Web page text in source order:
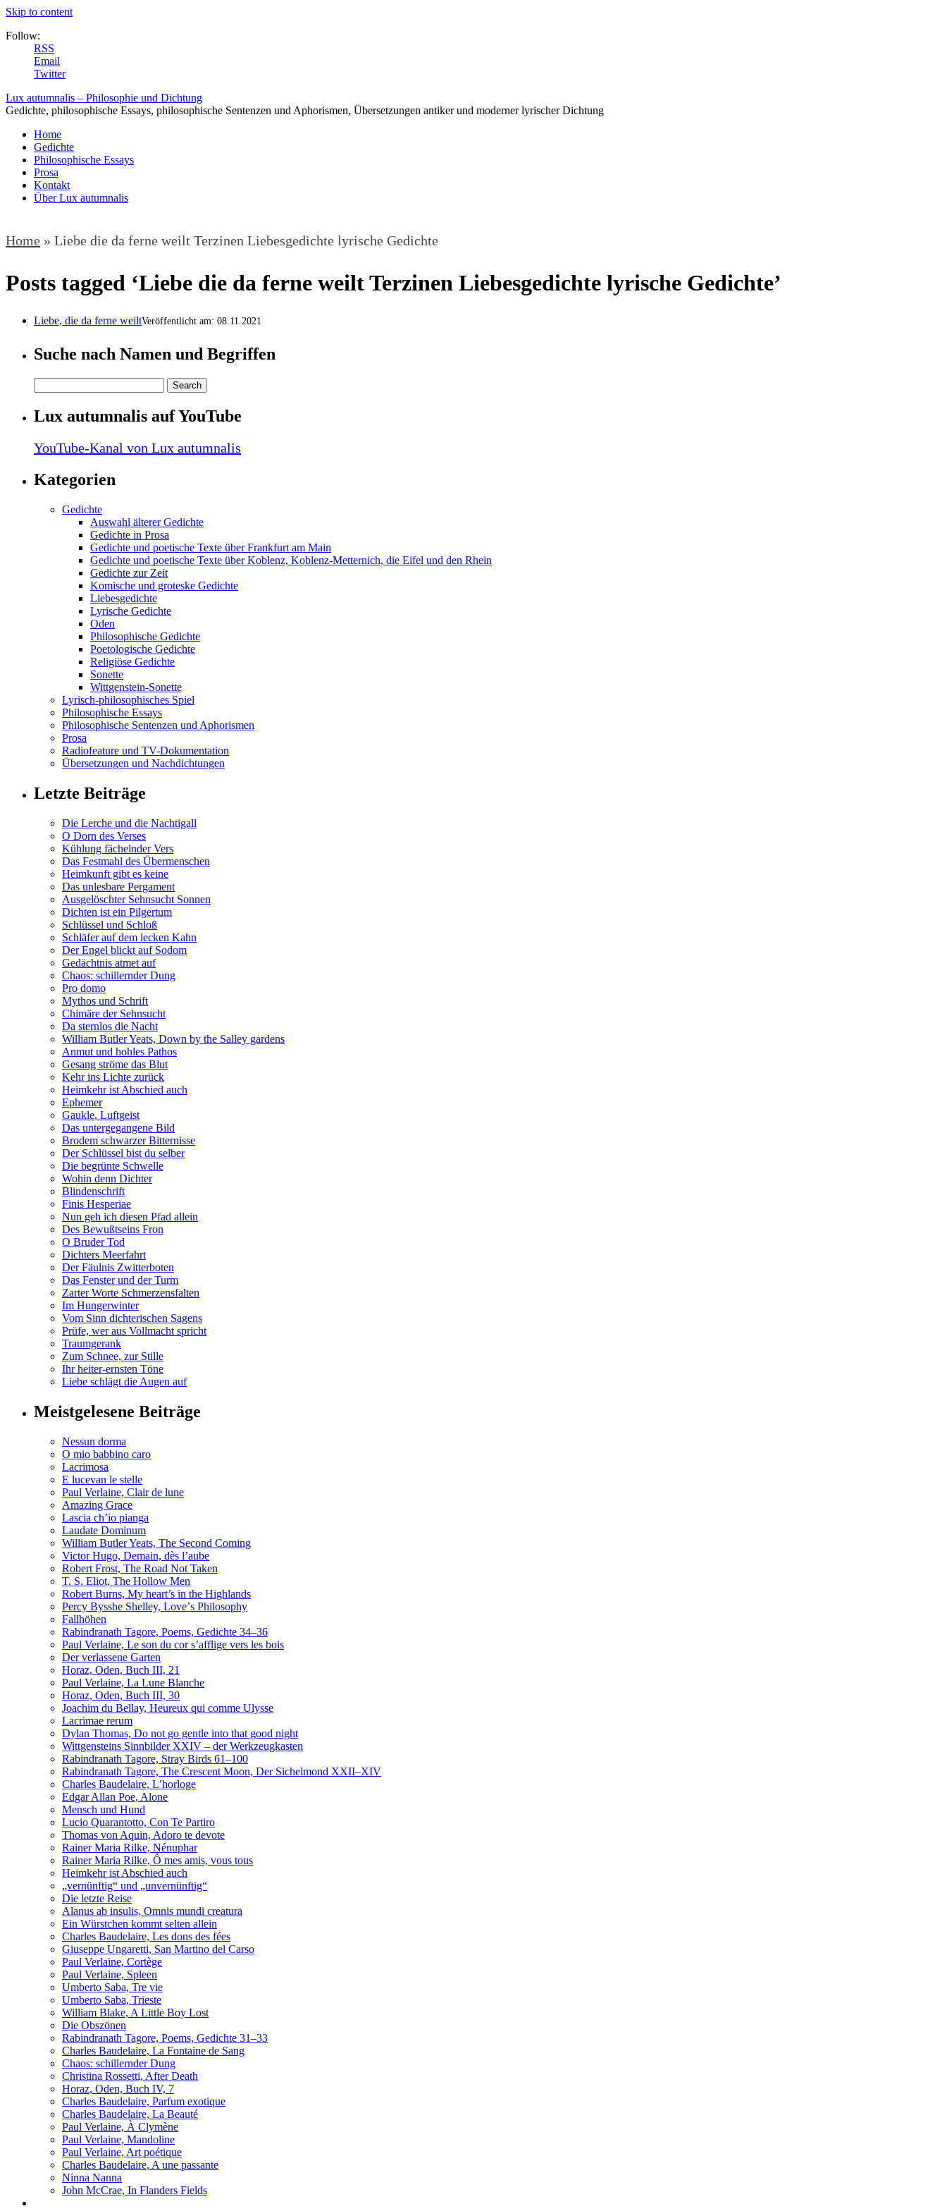
Skip to content
Follow:
RSS
Email
Twitter
Lux autumnalis – Philosophie und Dichtung
Gedichte, philosophische Essays, philosophische Sentenzen und Aphorismen, Übersetzungen antiker und moderner lyrischer Dichtung
Home
Gedichte
Philosophische Essays
Prosa
Kontakt
Über Lux autumnalis
Home » Liebe die da ferne weilt Terzinen Liebesgedichte lyrische Gedichte
Posts tagged ‘Liebe die da ferne weilt Terzinen Liebesgedichte lyrische Gedichte’
Liebe, die da ferne weiltVeröffentlicht am: 08.11.2021
Suche nach Namen und Begriffen
Lux autumnalis auf YouTube
YouTube-Kanal von Lux autumnalis
Kategorien
Gedichte
Auswahl älterer Gedichte
Gedichte in Prosa
Gedichte und poetische Texte über Frankfurt am Main
Gedichte und poetische Texte über Koblenz, Koblenz-Metternich, die Eifel und den Rhein
Gedichte zur Zeit
Komische und groteske Gedichte
Liebesgedichte
Lyrische Gedichte
Oden
Philosophische Gedichte
Poetologische Gedichte
Religiöse Gedichte
Sonette
Wittgenstein-Sonette
Lyrisch-philosophisches Spiel
Philosophische Essays
Philosophische Sentenzen und Aphorismen
Prosa
Radiofeature und TV-Dokumentation
Übersetzungen und Nachdichtungen
Letzte Beiträge
Die Lerche und die Nachtigall
O Dorn des Verses
Kühlung fächelnder Vers
Das Festmahl des Übermenschen
Heimkunft gibt es keine
Das unlesbare Pergament
Ausgelöschter Sehnsucht Sonnen
Dichten ist ein Pilgertum
Schlüssel und Schloß
Schläfer auf dem lecken Kahn
Der Engel blickt auf Sodom
Gedächtnis atmet auf
Chaos: schillernder Dung
Pro domo
Mythos und Schrift
Chimäre der Sehnsucht
Da sternlos die Nacht
William Butler Yeats, Down by the Salley gardens
Anmut und hohles Pathos
Gesang ströme das Blut
Kehr ins Lichte zurück
Heimkehr ist Abschied auch
Ephemer
Gaukle, Luftgeist
Das untergegangene Bild
Brodem schwarzer Bitternisse
Der Schlüssel bist du selber
Die begrünte Schwelle
Wohin denn Dichter
Blindenschrift
Finis Hesperiae
Nun geh ich diesen Pfad allein
Des Bewußtseins Fron
O Bruder Tod
Dichters Meerfahrt
Der Fäulnis Zwitterboten
Das Fenster und der Turm
Zarter Worte Schmerzensfalten
Im Hungerwinter
Vom Sinn dichterischen Sagens
Prüfe, wer aus Vollmacht spricht
Traumgerank
Zum Schnee, zur Stille
Ihr heiter-ernsten Töne
Liebe schlägt die Augen auf
Meistgelesene Beiträge
Nessun dorma
O mio babbino caro
Lacrimosa
E lucevan le stelle
Paul Verlaine, Clair de lune
Amazing Grace
Lascia ch’io pianga
Laudate Dominum
William Butler Yeats, The Second Coming
Victor Hugo, Demain, dès l’aube
Robert Frost, The Road Not Taken
T. S. Eliot, The Hollow Men
Robert Burns, My heart’s in the Highlands
Percy Bysshe Shelley, Loveʼs Philosophy
Fallhöhen
Rabindranath Tagore, Poems, Gedichte 34–36
Paul Verlaine, Le son du cor s’afflige vers les bois
Der verlassene Garten
Horaz, Oden, Buch III, 21
Paul Verlaine, La Lune Blanche
Horaz, Oden, Buch III, 30
Joachim du Bellay, Heureux qui comme Ulysse
Lacrimae rerum
Dylan Thomas, Do not go gentle into that good night
Wittgensteins Sinnbilder XXIV – der Werkzeugkasten
Rabindranath Tagore, Stray Birds 61–100
Rabindranath Tagore, The Crescent Moon, Der Sichelmond XXII–XIV
Charles Baudelaire, L’horloge
Edgar Allan Poe, Alone
Mensch und Hund
Lucio Quarantotto, Con Te Partiro
Thomas von Aquin, Adoro te devote
Rainer Maria Rilke, Nénuphar
Rainer Maria Rilke, Ô mes amis, vous tous
Heimkehr ist Abschied auch
„vernünftig“ und „unvernünftig“
Die letzte Reise
Alanus ab insulis, Omnis mundi creatura
Ein Würstchen kommt selten allein
Charles Baudelaire, Les dons des fées
Giuseppe Ungaretti, San Martino del Carso
Paul Verlaine, Cortège
Paul Verlaine, Spleen
Umberto Saba, Tre vie
Umberto Saba, Trieste
William Blake, A Little Boy Lost
Die Obszönen
Rabindranath Tagore, Poems, Gedichte 31–33
Charles Baudelaire, La Fontaine de Sang
Chaos: schillernder Dung
Christina Rossetti, After Death
Horaz, Oden, Buch IV, 7
Charles Baudelaire, Parfum exotique
Charles Baudelaire, La Beauté
Paul Verlaine, À Clymène
Paul Verlaine, Mandoline
Paul Verlaine, Art poétique
Charles Baudelaire, A une passante
Ninna Nanna
John McCrae, In Flanders Fields